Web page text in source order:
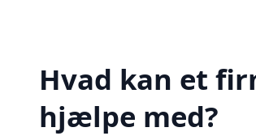
Hvad kan et
hjælpe med?